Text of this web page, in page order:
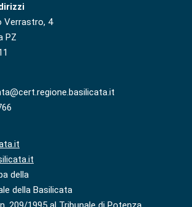
Verrastro, 4
PZ
della
della Basilicata